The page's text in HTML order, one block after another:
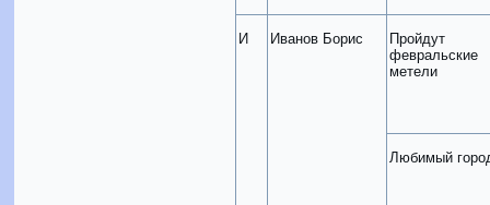
И Иванов Борис
Пройдут
февральские
метели
Любимый